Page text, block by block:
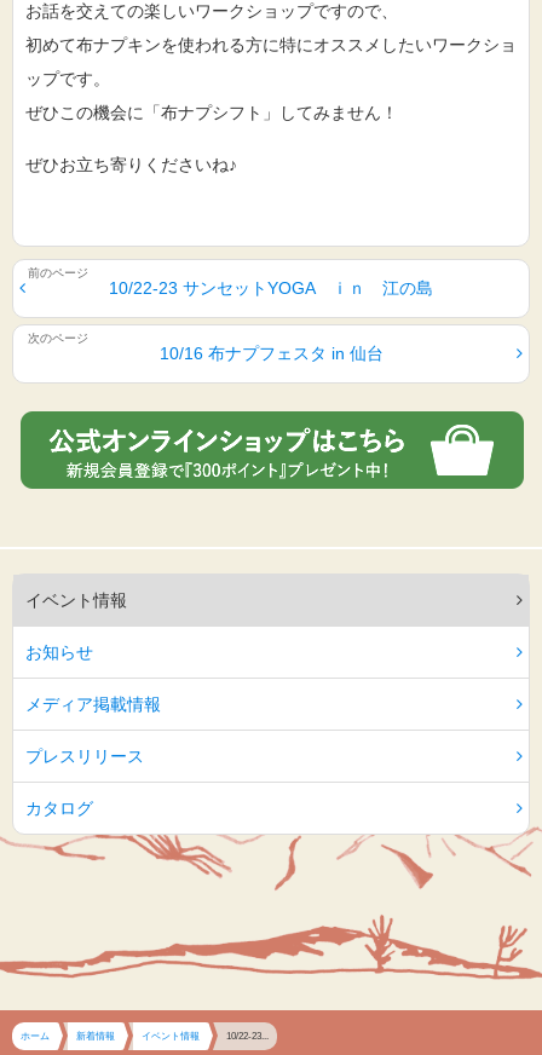
お話を交えての楽しいワークショップですので、
初めて布ナプキンを使われる方に特にオススメしたいワークショ
ップです。
ぜひこの機会に「布ナプシフト」してみません！
ぜひお立ち寄りくださいね♪
10/22-23 サンセットYOGA ｉｎ 江の島
10/16 布ナプフェスタ in 仙台
イベント情報
お知らせ
メディア掲載情報
プレスリリース
カタログ
ホーム 新着情報 イベント情報 10/22-23...